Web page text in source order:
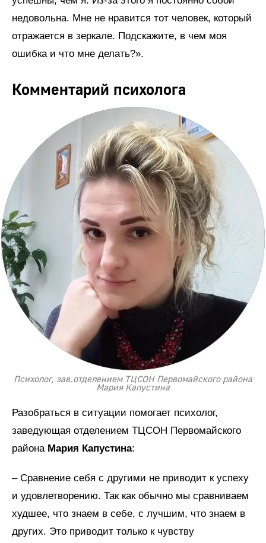
недовольна. Мне не нравится тот человек, который
отражается в зеркале. Подскажите, в чем моя
ошибка и что мне делать?».
Комментарий психолога
Психолог, зав.отделением ТЦСОН Первомайского района
Мария Капустина
Разобраться в ситуации помогает психолог,
заведующая отделением ТЦСОН Первомайского
района Мария Капустина:
– Сравнение себя с другими не приводит к успеху
и удовлетворению. Так как обычно мы сравниваем
худшее, что знаем в себе, с лучшим, что знаем в
других. Это приводит только к чувству